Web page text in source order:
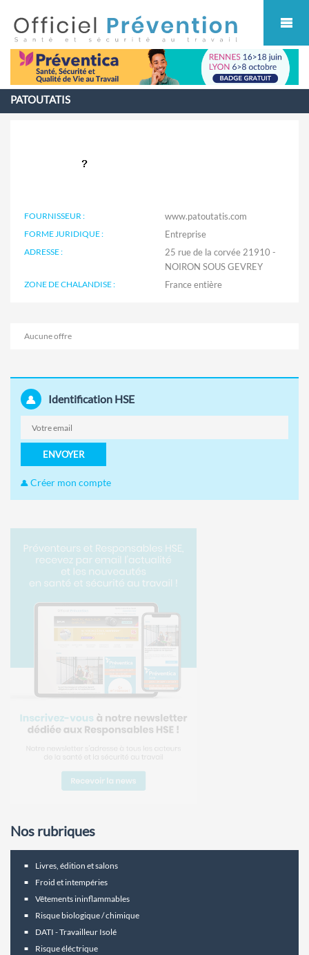
PATOUTATIS
FOURNISSEUR : www.patoutatis.com
FORME JURIDIQUE : Entreprise
ADRESSE :
25 rue de la corvée 21910 -
NOIRON SOUS GEVREY
ZONE DE CHALANDISE :
Aucune offre
Identification HSE
ENVOYER
Créer mon compte
Nos rubriques
Livres, édition et salons
Froid et intempéries
Vêtements ininflammables
Risque biologique / chimique
DATI - Travailleur Isolé
Risque éléctrique